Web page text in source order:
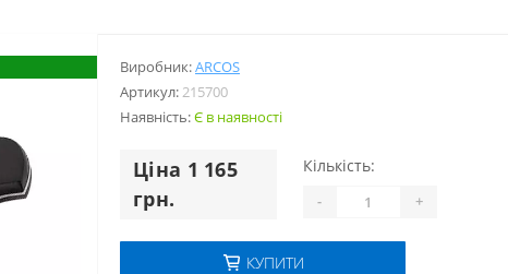
Виробник:ARCOS
Артикул:215700
Наявність:Є в наявності
Цiна 1 165
грн.
Кількість:
- +
КУПИТИ